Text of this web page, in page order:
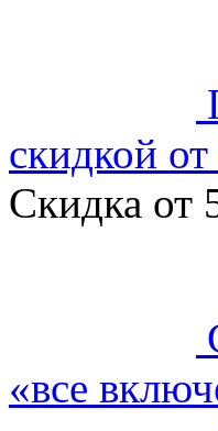
скидкой
Скидка от
«все